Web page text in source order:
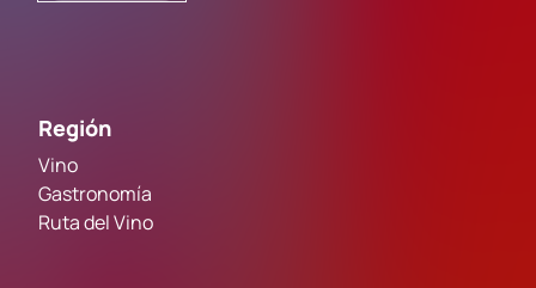
Región
Vino
Gastronomía
Ruta del Vino